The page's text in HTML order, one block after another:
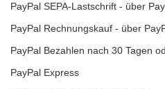
PayPal SEPA-Lastschrift - über
PayPal Rechnungskauf - über
PayPal Bezahlen nach 30 Tagen
PayPal Express